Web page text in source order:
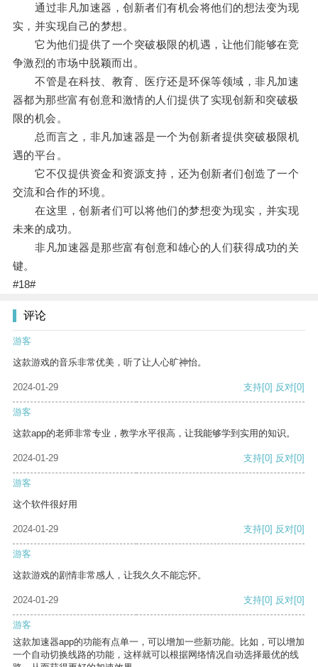
通过非凡加速器，创新者们有机会将他们的想法变为现
实，并实现自己的梦想。
它为他们提供了一个突破极限的机遇，让他们能够在竞
争激烈的市场中脱颖而出。
不管是在科技、教育、医疗还是环保等领域，非凡加速
器都为那些富有创意和激情的人们提供了实现创新和突破极
限的机会。
总而言之，非凡加速器是一个为创新者提供突破极限机
遇的平台。
它不仅提供资金和资源支持，还为创新者们创造了一个
交流和合作的环境。
在这里，创新者们可以将他们的梦想变为现实，并实现
未来的成功。
非凡加速器是那些富有创意和雄心的人们获得成功的关
键。
#18#
评论
游客
这款游戏的音乐非常优美，听了让人心旷神怡。
2024-01-29 支持[0] 反对[0]
游客
这款app的老师非常专业，教学水平很高，让我能够学到实用的知识。
2024-01-29 支持[0] 反对[0]
游客
这个软件很好用
2024-01-29 支持[0] 反对[0]
游客
这款游戏的剧情非常感人，让我久久不能忘怀。
2024-01-29 支持[0] 反对[0]
游客
这款加速器app的功能有点单一，可以增加一些新功能。比如，可以增加
一个自动切换线路的功能，这样就可以根据网络情况自动选择最优的线